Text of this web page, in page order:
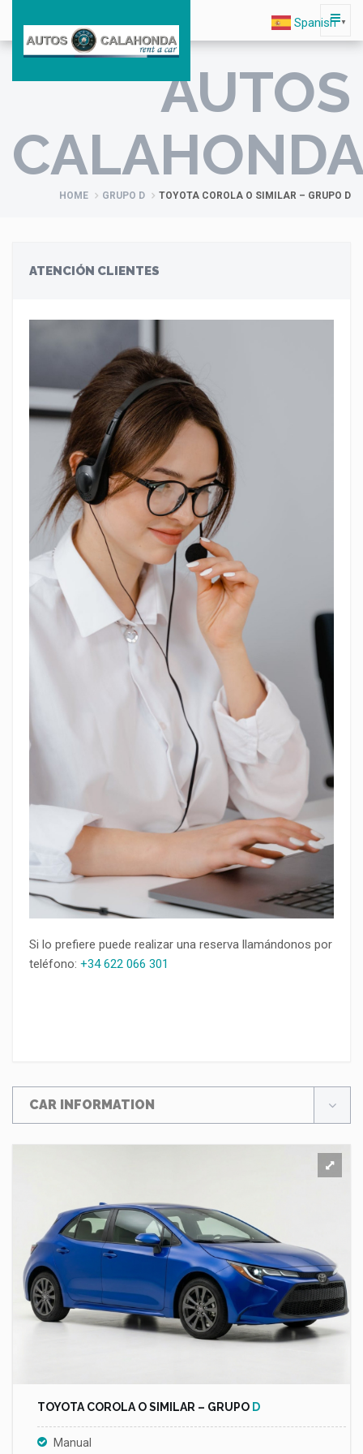
AUTOS
HOME GRUPO D TOYOTA COROLA O SIMILAR – GRUPO D
ATENCIÓN CLIENTES
Si lo prefiere puede realizar una reserva llamándonos por
teléfono: +34 622 066 301
CAR INFORMATION
TOYOTA COROLA O SIMILAR – GRUPO D
Manual
Spanish ▼